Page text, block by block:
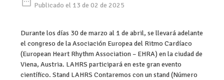
Publicado el 13 de 02 de 2025
Durante los días 30 de marzo al 1 de abril, se llevará adelante
el congreso de la Asociación Europea del Ritmo Cardíaco
(European Heart Rhythm Association – EHRA) en la ciudad de
Viena, Austria. LAHRS participará en este gran evento
científico. Stand LAHRS Contaremos con un stand (Número